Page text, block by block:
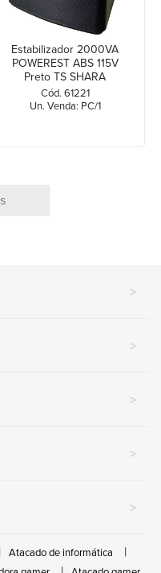
Estabilizador 2000VA
POWEREST ABS 115V
Preto TS SHARA
Cód. 61221
Un. Venda: PC/1
>
>
>
>
>
Atacado de informática